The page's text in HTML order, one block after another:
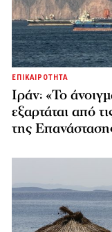
ΕΠΙΚΑΙΡΟΤΗΤΑ
Ιράν: «Το
εξαρτάται από
της